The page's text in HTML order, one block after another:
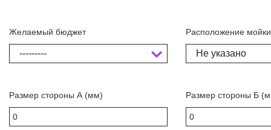
Желаемый бюджет
---------
Размер стороны А (мм)
Расположение мойки
Не указано
Размер стороны Б